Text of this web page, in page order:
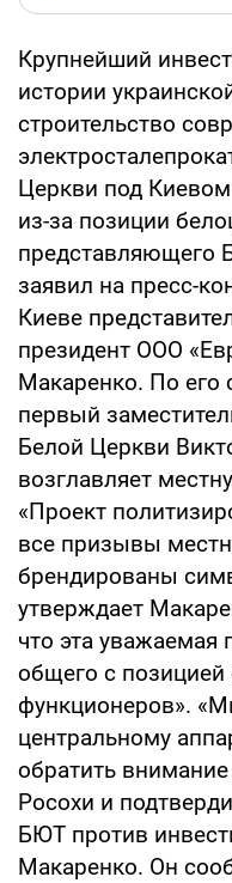
Крупнейший
истории
строительство
Церкви под Киевом
из-за позиции
представляющего
заявил на пресс-
Киеве
президент ООО
Макаренко. По его
первый
Белой Церкви
возглавляет
«Проект
все призывы
брендированы
утверждает
что эта уважаемая
общего с позицией
функционеров».
центральному
обратить
Росохи и
БЮТ против
Макаренко. Он